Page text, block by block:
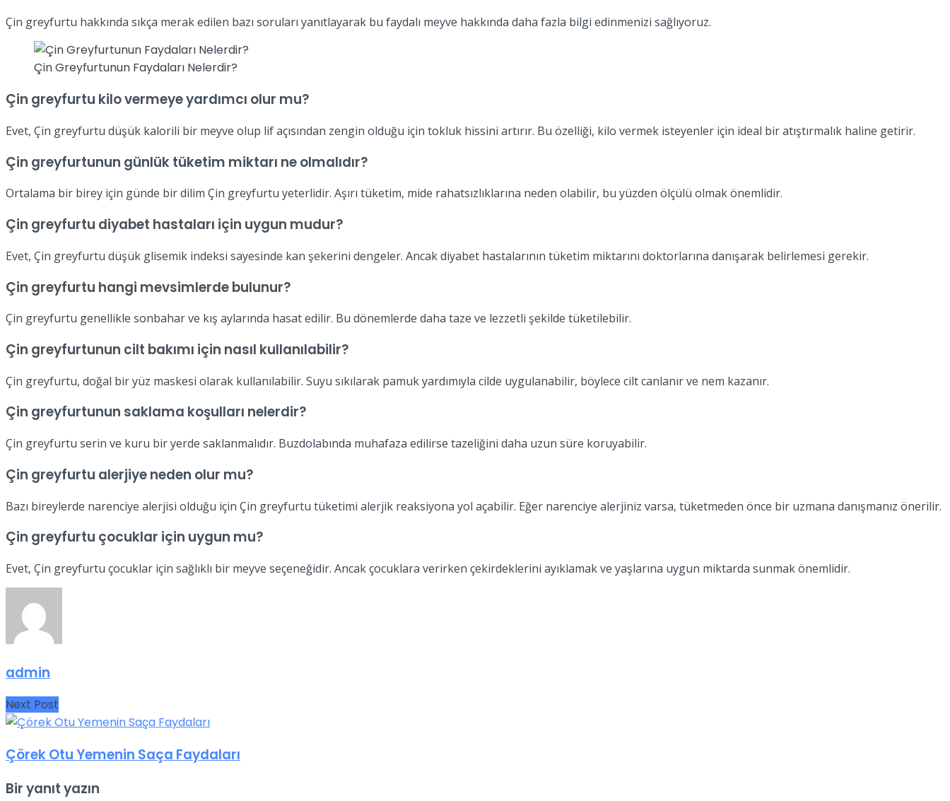
Çin greyfurtu hakkında sıkça merak edilen bazı soruları yanıtlayarak bu faydalı meyve hakkında daha fazla bilgi edinmenizi sağlıyoruz.
Çin Greyfurtunun Faydaları Nelerdir?
Çin greyfurtu kilo vermeye yardımcı olur mu?
Evet, Çin greyfurtu düşük kalorili bir meyve olup lif açısından zengin olduğu için tokluk hissini artırır. Bu özelliği, kilo vermek isteyenler için ideal bir atıştırmalık haline getirir.
Çin greyfurtunun günlük tüketim miktarı ne olmalıdır?
Ortalama bir birey için günde bir dilim Çin greyfurtu yeterlidir. Aşırı tüketim, mide rahatsızlıklarına neden olabilir, bu yüzden ölçülü olmak önemlidir.
Çin greyfurtu diyabet hastaları için uygun mudur?
Evet, Çin greyfurtu düşük glisemik indeksi sayesinde kan şekerini dengeler. Ancak diyabet hastalarının tüketim miktarını doktorlarına danışarak belirlemesi gerekir.
Çin greyfurtu hangi mevsimlerde bulunur?
Çin greyfurtu genellikle sonbahar ve kış aylarında hasat edilir. Bu dönemlerde daha taze ve lezzetli şekilde tüketilebilir.
Çin greyfurtunun cilt bakımı için nasıl kullanılabilir?
Çin greyfurtu, doğal bir yüz maskesi olarak kullanılabilir. Suyu sıkılarak pamuk yardımıyla cilde uygulanabilir, böylece cilt canlanır ve nem kazanır.
Çin greyfurtunun saklama koşulları nelerdir?
Çin greyfurtu serin ve kuru bir yerde saklanmalıdır. Buzdolabında muhafaza edilirse tazeliğini daha uzun süre koruyabilir.
Çin greyfurtu alerjiye neden olur mu?
Bazı bireylerde narenciye alerjisi olduğu için Çin greyfurtu tüketimi alerjik reaksiyona yol açabilir. Eğer narenciye alerjiniz varsa, tüketmeden önce bir uzmana danışmanız önerilir.
Çin greyfurtu çocuklar için uygun mu?
Evet, Çin greyfurtu çocuklar için sağlıklı bir meyve seçeneğidir. Ancak çocuklara verirken çekirdeklerini ayıklamak ve yaşlarına uygun miktarda sunmak önemlidir.
admin
Next Post
Çörek Otu Yemenin Saça Faydaları
Bir yanıt yazın